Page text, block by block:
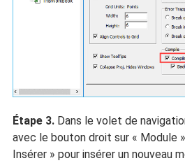
Étape 3.Dans le volet de
avec le bouton droit sur « Module
Insérer » pour insérer un nouveau